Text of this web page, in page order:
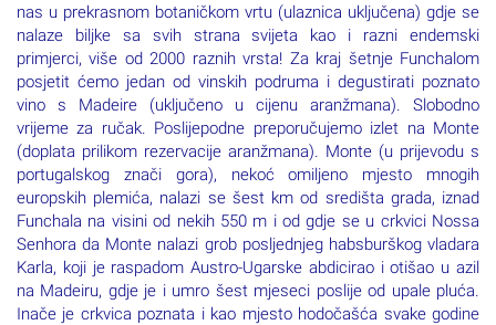
nas u prekrasnom botaničkom vrtu (ulaznica uključena) gdje se
nalaze biljke sa svih strana svijeta kao i razni endemski
primjerci, više od 2000 raznih vrsta! Za kraj šetnje Funchalom
posjetit ćemo jedan od vinskih podruma i degustirati poznato
vino s Madeire (uključeno u cijenu aranžmana). Slobodno
vrijeme za ručak. Poslijepodne preporučujemo izlet na Monte
(doplata prilikom rezervacije aranžmana). Monte (u prijevodu s
portugalskog znači gora), nekoć omiljeno mjesto mnogih
europskih plemića, nalazi se šest km od središta grada, iznad
Funchala na visini od nekih 550 m i od gdje se u crkvici Nossa
Senhora da Monte nalazi grob posljednjeg habsburškog vladara
Karla, koji je raspadom Austro-Ugarske abdicirao i otišao u azil
na Madeiru, gdje je i umro šest mjeseci poslije od upale pluća.
Inače je crkvica poznata i kao mjesto hodočašća svake godine